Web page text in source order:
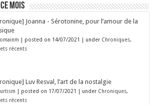
mois
Joanna - Sérotonine, pour l’amour de la
| posted on 14/07/2021 | under Chroniques,
récents
Luv Resval, l’art de la nostalgie
| posted on 17/07/2021 | under Chroniques,
récents